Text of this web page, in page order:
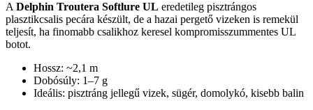
A Delphin Troutera Softlure UL eredetileg pisztrángos
plasztikcsalis pecára készült, de a hazai pergető vizeken is remekül
teljesít, ha finomabb csalikhoz keresel kompromisszummentes UL
botot.
Hossz: ~2,1 m
Dobósúly: 1–7 g
Ideális: pisztráng jellegű vizek, sügér, domolykó, kisebb balin